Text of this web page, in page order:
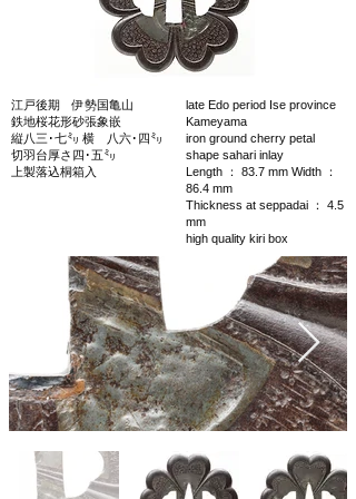
江戸後期 伊勢国亀山
鉄地桜花形砂張象嵌
縦八三･七㍉ 横 八六･四㍉
切羽台厚さ四･五㍉
上製落込桐箱入
late Edo period Ise province
Kameyama
iron ground cherry petal
shape sahari inlay
Length ： 83.7 mm Width ：
86.4 mm
Thickness at seppadai ： 4.5
mm
high quality kiri box